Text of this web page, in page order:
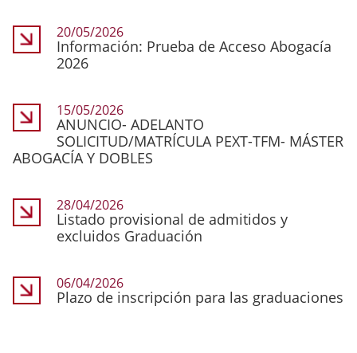
20/05/2026
Información: Prueba de Acceso Abogacía
2026
15/05/2026
ANUNCIO- ADELANTO
SOLICITUD/MATRÍCULA PEXT-TFM- MÁSTER
ABOGACÍA Y DOBLES
28/04/2026
Listado provisional de admitidos y
excluidos Graduación
06/04/2026
Plazo de inscripción para las graduaciones